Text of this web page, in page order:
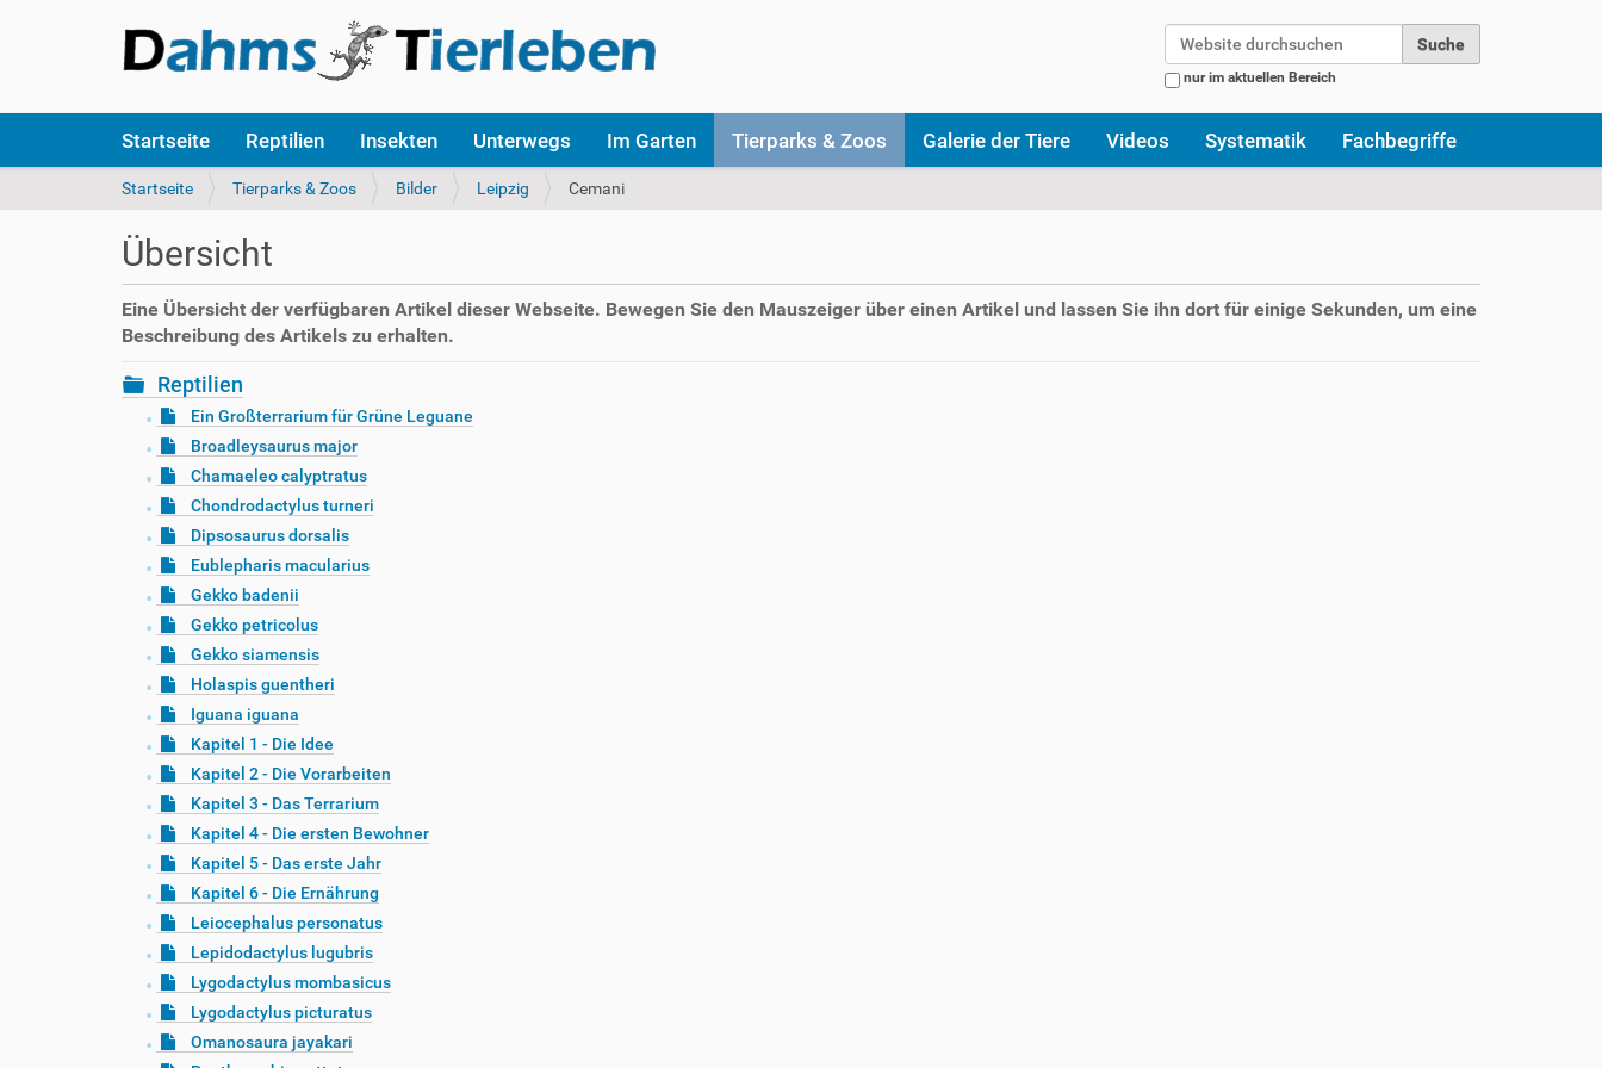
nur im aktuellen Bereich
k
Startseite Reptilien Insekten Unterwegs Im Garten Tierparks & Zoos Galerie der Tiere Videos Systematik Fachbegriffe
S
e
s
i
n
d
i
e
Startseite Tierparks & Zoos Bilder Leipzig Cemani
Übersicht
Eine Übersicht der verfügbaren Artikel dieser Webseite. Bewegen Sie den Mauszeiger über einen Artikel und lassen Sie ihn dort für einige Sekunden, um eine
Beschreibung des Artikels zu erhalten.
Reptilien
Ein Großterrarium für Grüne Leguane
Broadleysaurus major
Chamaeleo calyptratus
Chondrodactylus turneri
Dipsosaurus dorsalis
Eublepharis macularius
Gekko badenii
Gekko petricolus
Gekko siamensis
Holaspis guentheri
Iguana iguana
Kapitel 1 - Die Idee
Kapitel 2 - Die Vorarbeiten
Kapitel 3 - Das Terrarium
Kapitel 4 - Die ersten Bewohner
Kapitel 5 - Das erste Jahr
Kapitel 6 - Die Ernährung
Leiocephalus personatus
Lepidodactylus lugubris
Lygodactylus mombasicus
Lygodactylus picturatus
Omanosaura jayakari